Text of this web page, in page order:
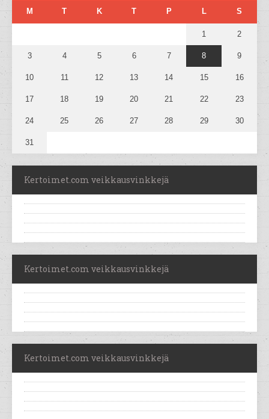
M T K T P L S
1 2
3 4 5 6 7 8 9
10 11 12 13 14 15 16
17 18 19 20 21 22 23
24 25 26 27 28 29 30
31
Kertoimet.com veikkausvinkkejä
Kertoimet.com veikkausvinkkejä
Kertoimet.com veikkausvinkkejä